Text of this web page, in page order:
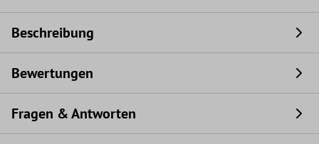
Beschreibung
Bewertungen
Fragen & Antworten